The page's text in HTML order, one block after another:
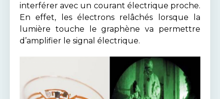
interférer avec un courant électrique proche.
En effet, les électrons relâchés lorsque la
lumière touche le graphène va permettre
d’amplifier le signal électrique.